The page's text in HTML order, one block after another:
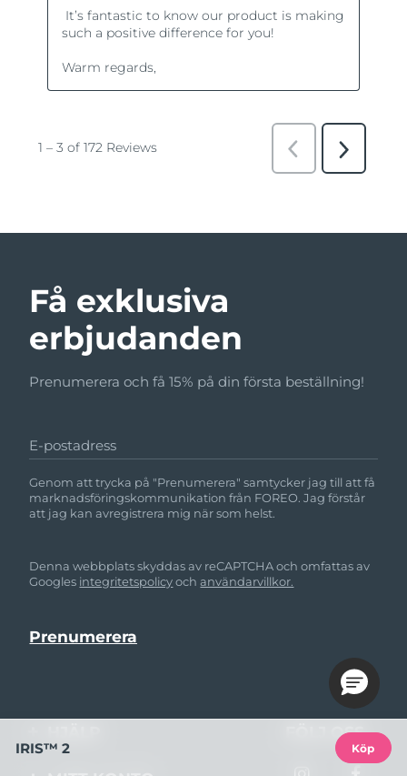
Få exklusiva
erbjudanden
Prenumerera och få 15% på din första beställning!
E-postadress
Genom att trycka på "Prenumerera" samtycker jag till att få
marknadsföringskommunikation från FOREO. Jag förstår
att jag kan avregistrera mig när som helst.
Denna webbplats skyddas av reCAPTCHA och omfattas av
Googles integritetspolicyochanvändarvillkor.
FÖLJ OSS
IRIS™ 2 Köp